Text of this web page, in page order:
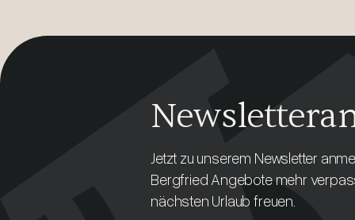
Jetzt zu unserem Newsletter
Bergfried Angebote mehr
nächsten Urlaub freuen.